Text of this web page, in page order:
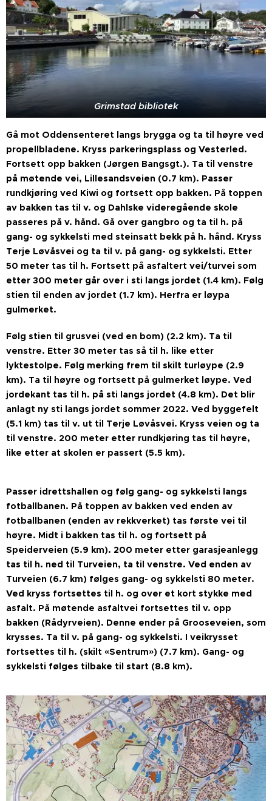
Grimstad bibliotek
Gå mot Oddensenteret langs brygga og ta til høyre ved
propellbladene. Kryss parkeringsplass og Vesterled.
Fortsett opp bakken (Jørgen Bangsgt.). Ta til venstre
på møtende vei, Lillesandsveien (0.7 km). Passer
rundkjøring ved Kiwi og fortsett opp bakken. På toppen
av bakken tas til v. og Dahlske videregående skole
passeres på v. hånd. Gå over gangbro og ta til h. på
gang- og sykkelsti med steinsatt bekk på h. hånd. Kryss
Terje Løvåsvei og ta til v. på gang- og sykkelsti. Etter
50 meter tas til h. Fortsett på asfaltert vei/turvei som
etter 300 meter går over i sti langs jordet (1.4 km). Følg
stien til enden av jordet (1.7 km). Herfra er løypa
gulmerket.
Følg stien til grusvei (ved en bom) (2.2 km). Ta til
venstre. Etter 30 meter tas så til h. like etter
lyktestolpe. Følg merking frem til skilt turløype (2.9
km). Ta til høyre og fortsett på gulmerket løype. Ved
jordekant tas til h. på sti langs jordet (4.8 km). Det blir
anlagt ny sti langs jordet sommer 2022. Ved byggefelt
(5.1 km) tas til v. ut til Terje Løvåsvei. Kryss veien og ta
til venstre. 200 meter etter rundkjøring tas til høyre,
like etter at skolen er passert (5.5 km).
Passer idrettshallen og følg gang- og sykkelsti langs
fotballbanen. På toppen av bakken ved enden av
fotballbanen (enden av rekkverket) tas første vei til
høyre. Midt i bakken tas til h. og fortsett på
Speiderveien (5.9 km). 200 meter etter garasjeanlegg
tas til h. ned til Turveien, ta til venstre. Ved enden av
Turveien (6.7 km) følges gang- og sykkelsti 80 meter.
Ved kryss fortsettes til h. og over et kort stykke med
asfalt. På møtende asfaltvei fortsettes til v. opp
bakken (Rådyrveien). Denne ender på Grooseveien, som
krysses. Ta til v. på gang- og sykkelsti. I veikrysset
fortsettes til h. (skilt «Sentrum») (7.7 km). Gang- og
sykkelsti følges tilbake til start (8.8 km).